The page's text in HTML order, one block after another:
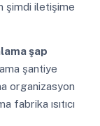
şimdi iletişime
şap
şantiye
organizasyon
fabrika ısıtıcı